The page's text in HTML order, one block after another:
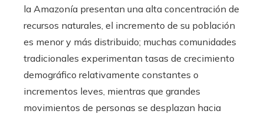
la Amazonía presentan una alta concentración de
recursos naturales, el incremento de su población
es menor y más distribuido; muchas comunidades
tradicionales experimentan tasas de crecimiento
demográfico relativamente constantes o
incrementos leves, mientras que grandes
movimientos de personas se desplazan hacia